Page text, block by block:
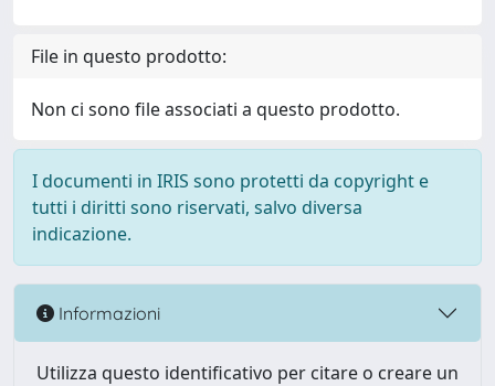
File in questo prodotto:
Non ci sono file associati a questo prodotto.
I documenti in IRIS sono protetti da copyright e
tutti i diritti sono riservati, salvo diversa
indicazione.
Informazioni
Utilizza questo identificativo per citare o creare un